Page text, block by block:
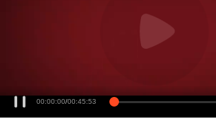
00:00:00/00:45:53